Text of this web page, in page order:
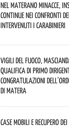
Nel materano minacce,
continue nei confronti
Intervenuti i Carabinieri
Vigili del Fuoco,
qualifica di Primo
congratulazioni
di Matera
Case mobili e recupero